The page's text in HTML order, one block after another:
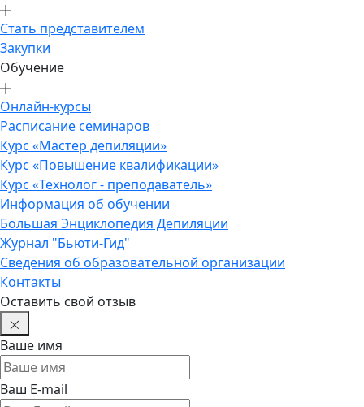
Стать представителем
Закупки
Обучение
Онлайн-курсы
Расписание семинаров
Курс «Мастер депиляции»
Курс «Повышение квалификации»
Курс «Технолог - преподаватель»
Информация об обучении
Большая Энциклопедия Депиляции
Журнал "Бьюти-Гид"
Сведения об образовательной организации
Контакты
Оставить свой отзыв
Ваше имя
Ваш E-mail